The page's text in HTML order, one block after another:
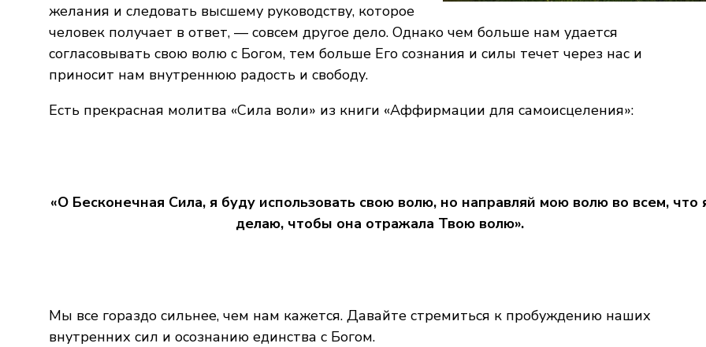
желания и следовать высшему руководству, которое
человек получает в ответ, — совсем другое дело. Однако чем больше нам удается
согласовывать свою волю с Богом, тем больше Его сознания и силы течет через нас и
приносит нам внутреннюю радость и свободу.
Есть прекрасная молитва «Сила воли» из книги «Аффирмации для самоисцеления»:
«О Бесконечная Сила, я буду использовать свою волю, но направляй мою волю во всем, что
делаю, чтобы она отражала Твою волю».
Мы все гораздо сильнее, чем нам кажется. Давайте стремиться к пробуждению наших
внутренних сил и осознанию единства с Богом.